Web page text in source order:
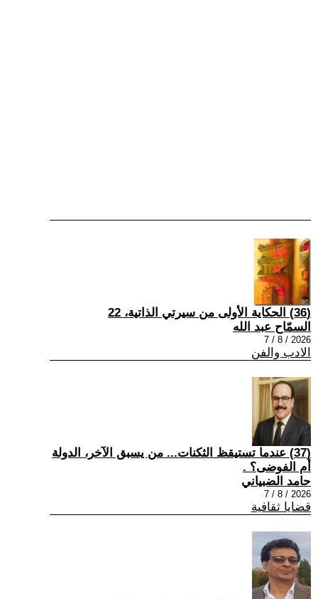
(36) الحكاية الأولى من سيرتي الذاتية، 22
السمّاح عبد الله
2026 / 8 / 7
الادب والفن
(37) عندما تستيقظ الثكنات... من يسبق الآخر، الدولة
أم الفوضى؟ .
حامد الضبياني
2026 / 8 / 7
قضايا ثقافية